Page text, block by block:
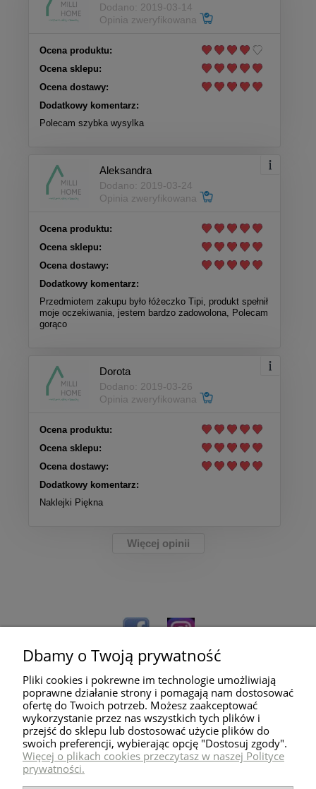
Dodano: 2019-03-14
Opinia zweryfikowana
Ocena produktu:
Ocena sklepu:
Ocena dostawy:
Dodatkowy komentarz:
Polecam szybka wysylka
Aleksandra
Dodano: 2019-03-24
Opinia zweryfikowana
Ocena produktu:
Ocena sklepu:
Ocena dostawy:
Dodatkowy komentarz:
Przedmiotem zakupu było łóżeczko Tipi, produkt spełnił
moje oczekiwania, jestem bardzo zadowolona, Polecam
gorąco
Dorota
Dodano: 2019-03-26
Opinia zweryfikowana
Ocena produktu:
Ocena sklepu:
Ocena dostawy:
Dodatkowy komentarz:
Naklejki Piękna
Więcej opinii
Pomoc
Dbamy o Twoją prywatność
Pliki cookies i pokrewne im technologie umożliwiają
poprawne działanie strony i pomagają nam dostosować
ofertę do Twoich potrzeb. Możesz zaakceptować
wykorzystanie przez nas wszystkich tych plików i
przejść do sklepu lub dostosować użycie plików do
swoich preferencji, wybierając opcję "Dostosuj zgody".
Więcej o plikach cookies przeczytasz w naszej Polityce
prywatności.